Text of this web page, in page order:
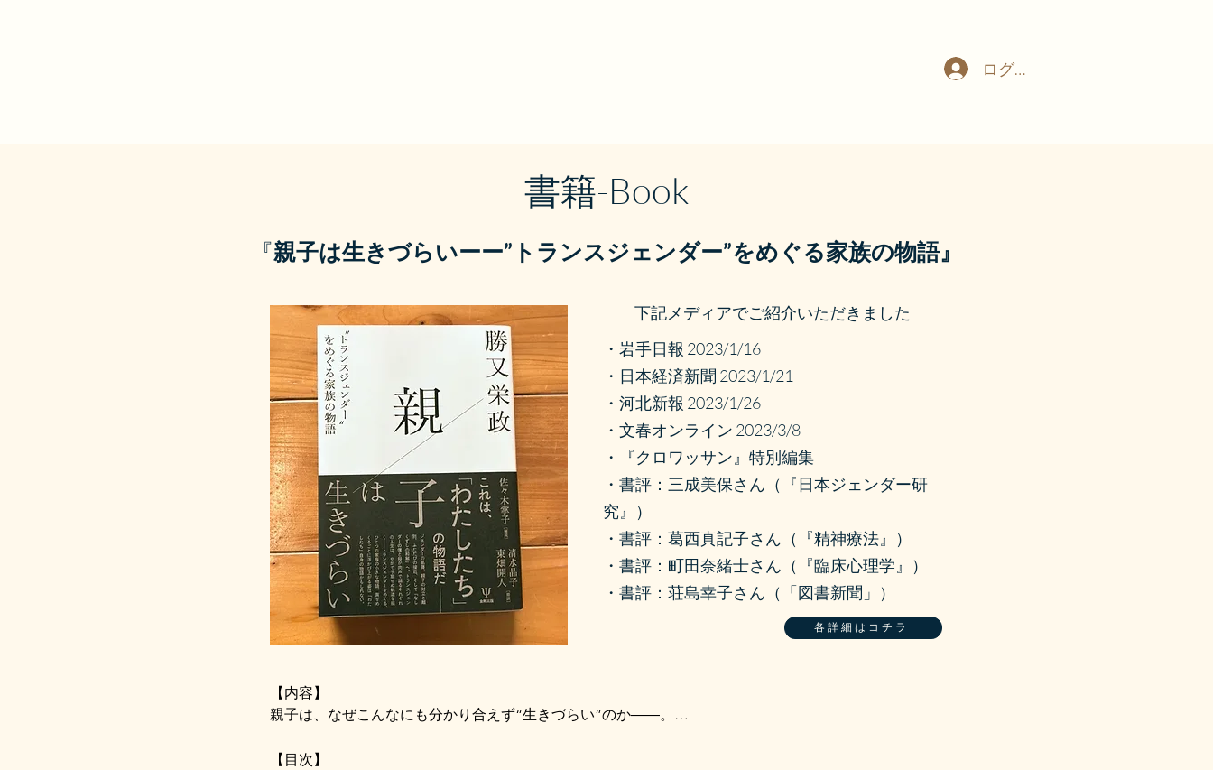
ログイン
​書籍-Book
​『親子は生きづらいーー”トランスジェンダー”をめぐる家族の物語』
下記メディアでご紹介いただきました
・岩手日報 2023/1/16
・日本経済新聞 2023/1/21
・河北新報 2023/1/26
・文春オンライン 2023/3/8
・『クロワッサン』特別編集
・書評：三成美保さん（『日本ジェンダー研
究』）
・書評：葛西真記子さん（『精神療法』）
・書評：町田奈緒士さん（『臨床心理学』）
・書評：荘島幸子さん（「図書新聞」）
各詳細はコチラ
【内容】
親子は、なぜこんなにも分かり合えず“生きづらい”のか――。
トランスジェンダーである“僕”は、幼い頃から抱いてきた違和感が成長と共に膨らみ、ある日、家族へ
​【目次】